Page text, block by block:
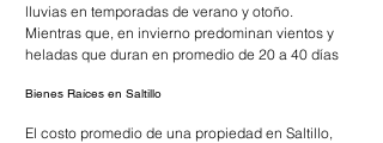
lluvias en temporadas de verano y otoño.
Mientras que, en invierno predominan vientos y
heladas que duran en promedio de 20 a 40 días
Bienes Raíces en Saltillo
El costo promedio de una propiedad en Saltillo,